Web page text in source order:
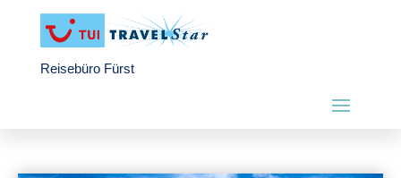
Reisebüro Fürst